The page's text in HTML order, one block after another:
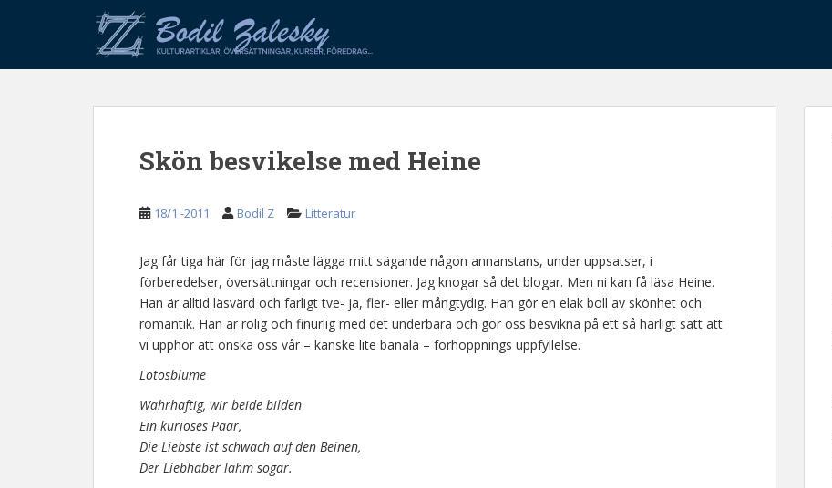
p
Skön besvikelse med Heine
18/1 -2011 Bodil Z Litteratur
Jag får tiga här för jag måste lägga mitt sägande någon annanstans, under uppsatser, i
förberedelser, översättningar och recensioner. Jag knogar så det blogar. Men ni kan få läsa Heine.
Han är alltid läsvärd och farligt tve- ja, fler- eller mångtydig. Han gör en elak boll av skönhet och
romantik. Han är rolig och finurlig med det underbara och gör oss besvikna på ett så härligt sätt att
vi upphör att önska oss vår – kanske lite banala – förhoppnings uppfyllelse.
Lotosblume
Wahrhaftig, wir beide bilden
Ein kurioses Paar,
Die Liebste ist schwach auf den Beinen,
Der Liebhaber lahm sogar.